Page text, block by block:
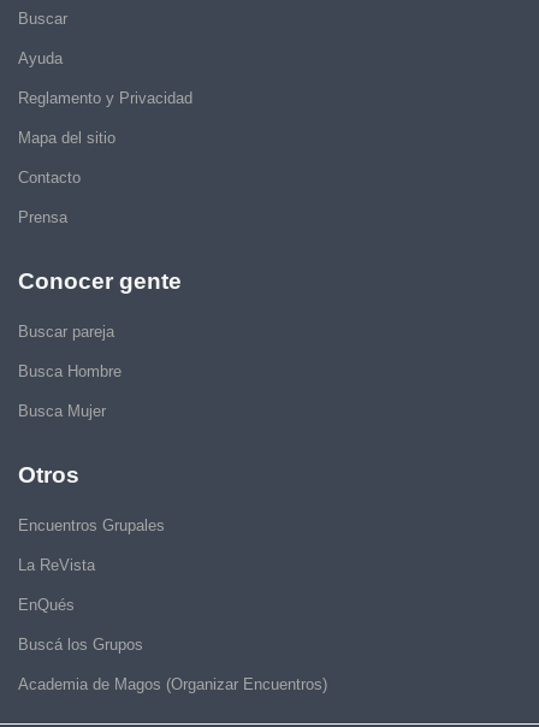
Buscar
Ayuda
Reglamento y Privacidad
Mapa del sitio
Contacto
Prensa
Conocer gente
Buscar pareja
Busca Hombre
Busca Mujer
Otros
Encuentros Grupales
La ReVista
EnQués
Buscá los Grupos
Academia de Magos (Organizar Encuentros)